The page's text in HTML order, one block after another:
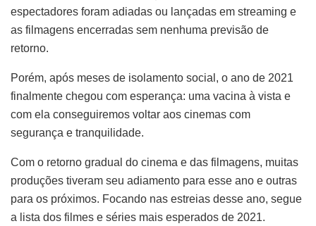
espectadores foram adiadas ou lançadas em streaming e
as filmagens encerradas sem nenhuma previsão de
retorno.
Porém, após meses de isolamento social, o ano de 2021
finalmente chegou com esperança: uma vacina à vista e
com ela conseguiremos voltar aos cinemas com
segurança e tranquilidade.
Com o retorno gradual do cinema e das filmagens, muitas
produções tiveram seu adiamento para esse ano e outras
para os próximos. Focando nas estreias desse ano, segue
a lista dos filmes e séries mais esperados de 2021.